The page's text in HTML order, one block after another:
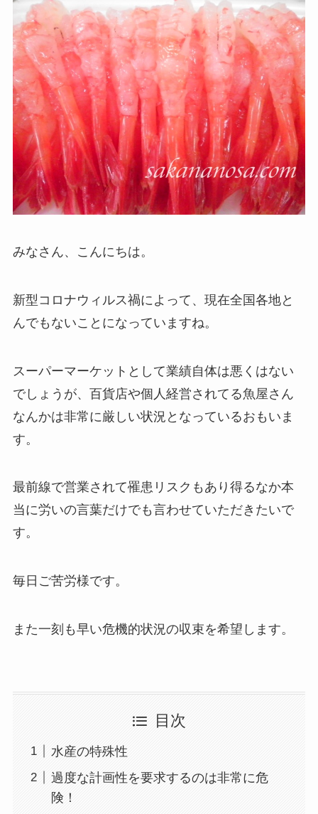
みなさん、こんにちは。
新型コロナウィルス禍によって、現在全国各地と
んでもないことになっていますね。
スーパーマーケットとして業績自体は悪くはない
でしょうが、百貨店や個人経営されてる魚屋さん
なんかは非常に厳しい状況となっているおもいま
す。
最前線で営業されて罹患リスクもあり得るなか本
当に労いの言葉だけでも言わせていただきたいで
す。
毎日ご苦労様です。
また一刻も早い危機的状況の収束を希望します。
目次
水産の特殊性
過度な計画性を要求するのは非常に危
険！